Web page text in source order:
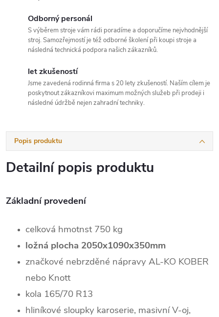
Odborný personál
S výběrem stroje vám rádi poradíme a doporučíme nejvhodnější
stroj. Samozřejmostí je též odborné školení při koupi stroje a
následná technická podpora našich zákazníků.
let zkušeností
Jsme zavedená rodinná firma s 20 lety zkušeností. Naším cílem je
poskytnout zákazníkovi maximum možných služeb při prodeji i
následné údržbě nejen zahradní techniky.
Popis produktu
Detailní popis produktu
Základní provedení
celková hmotnst 750 kg
ložná plocha 2050x1090x350mm
značkové nebrzděné nápravy AL-KO KOBER
nebo Knott
kola 165/70 R13
hliníkové sloupky karoserie, masivní V-oj,